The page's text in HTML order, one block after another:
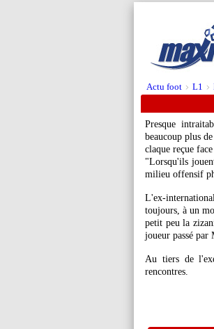
Actu foot > L1 >
Presque
beaucoup plus
claque reçue
"Lorsqu'ils
milieu offensif
L'ex-
toujours, à un
petit peu la
joueur passé par
Au tiers de
rencontres.